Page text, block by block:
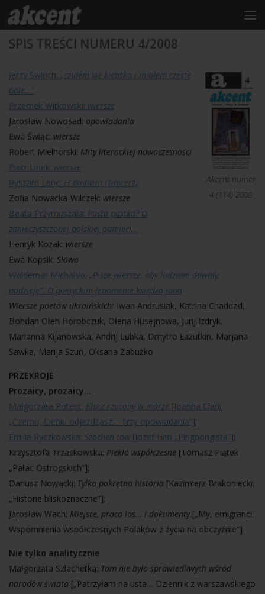
treści
Przejdź do treści
SPIS TREŚCI NUMERU 4/2008
Akcent numer
4 (114) 2008
Jerzy Święch: „czułem się kiepsko i miałem częste
bóle…”
Przemek Witkowski: wiersze
Jarosław Nowosad: opowiadania
Ewa Świąc: wiersze
Robert Mielhorski: Mity literackiej nowoczesności
Piotr Linek: wiersze
Ryszard Lenc: El Bailarin (Tancerz)
Zofia Nowacka-Wilczek: wiersze
Beata Przymuszała: Pusta pustka? O
zanieczyszczonej polskiej pamięci…
Henryk Kozak: wiersze
Ewa Kopsik: Słowo
Waldemar Michalski: „Piszę wiersze, aby ludziom dawały
nadzieję”. O poetyckim fenomenie księdza Jana
Wiersze poetów ukraińskich: Iwan Andrusiak, Katrina Chaddad,
Bohdan Ołeh Horobczuk, Ołena Husejnowa, Jurij Izdryk,
Marianna Kijanowska, Andrij Lubka, Dmytro Łazutkin, Marjana
Sawka, Marija Szuń, Oksana Zabużko
PRZEKROJE
Prozaicy, prozaicy…
Małgorzata Potent: Klucz rzucony w morze [Joanna Clark
„Czemu, Cieniu odjeżdżasz… Trzy opowiadania”];
Emilia Ryczkowska: Szochen tow [Józef Hen „Pingpongista”];
Krzysztofa Trzaskowska: Piekło współczesne [Tomasz Piątek
„Pałac Ostrogskich”];
Dariusz Nowacki: Tylko pokrętna historia [Kazimierz Brakoniecki:
„Historie bliskoznaczne”];
Jarosław Wach: Miejsce, praca los… i dokumenty[„My, emigranci.
Wspomnienia współczesnych Polaków z życia na obczyźnie”]
Nie tylko analitycznie
Małgorzata Szlachetka: Tam nie było sprawiedliwych wśród
narodów świata [„Patrzyłam na usta… Dziennik z warszawskiego